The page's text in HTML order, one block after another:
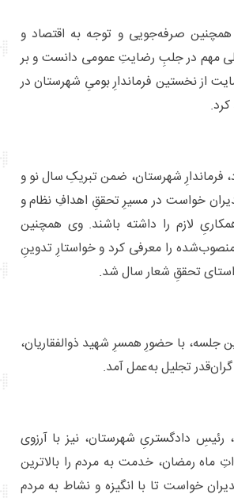
همچنین صرفه‌جویی و توجه به اقتصاد و
مهم در جلبِ رضایتِ عمومی دانست و بر
از نخستین فرماندارِ بومیِ شهرستان در
فرماندارِ شهرستان، ضمن تبریکِ سال نو و
خواست در مسیرِ تحققِ اهدافِ نظام و
لازم را داشته باشند. وی همچنین
را معرفی کرد و خواستارِ تدوینِ
تحققِ شعار سال شد.
جلسه، با حضورِ همسرِ شهید ذوالفقاریان،
تجلیل به‌عمل آمد.
رئیسِ دادگستریِ شهرستان، نیز با آرزوی
ماه رمضان، خدمت به مردم را بالاترین
خواست تا با انگیزه و نشاط به مردم